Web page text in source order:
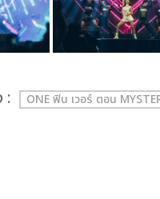
: ONE ฟิน เวอร์ ตอน